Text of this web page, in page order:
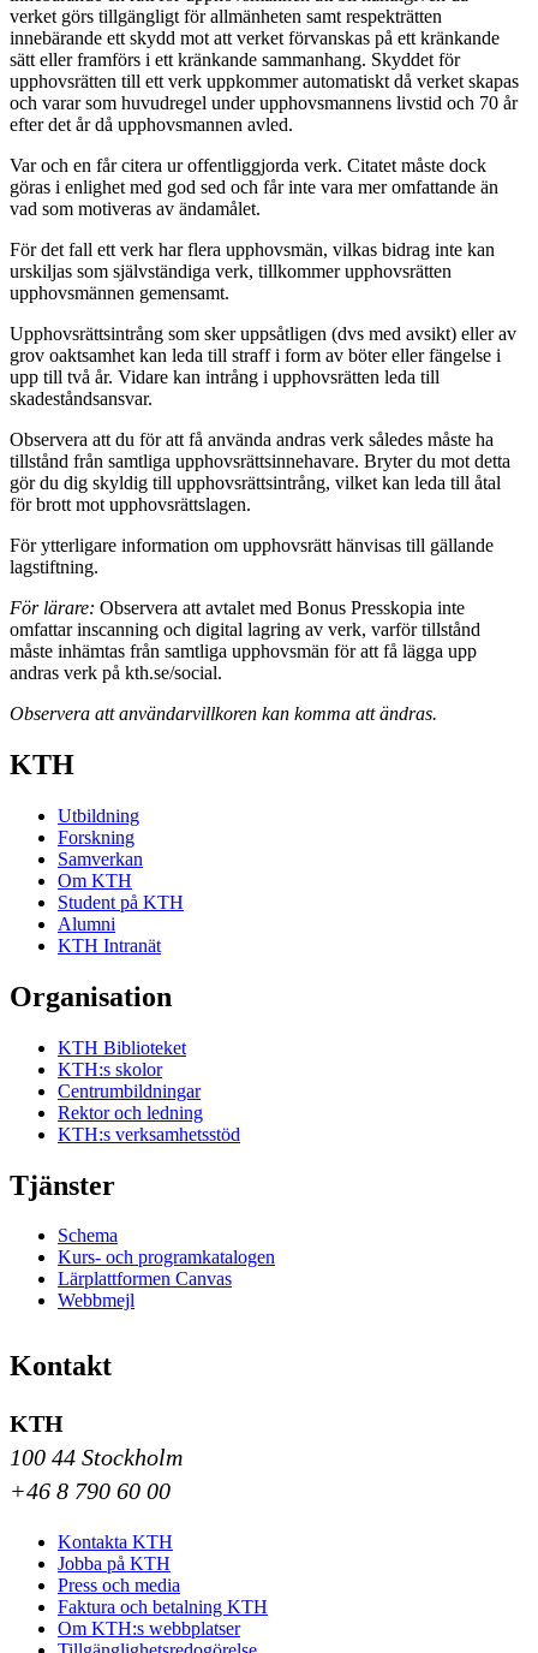
verket görs tillgängligt för allmänheten samt respekträtten
innebärande ett skydd mot att verket förvanskas på ett kränkande
sätt eller framförs i ett kränkande sammanhang. Skyddet för
upphovsrätten till ett verk uppkommer automatiskt då verket skapas
och varar som huvudregel under upphovsmannens livstid och 70 år
efter det år då upphovsmannen avled.
Var och en får citera ur offentliggjorda verk. Citatet måste dock
göras i enlighet med god sed och får inte vara mer omfattande än
vad som motiveras av ändamålet.
För det fall ett verk har flera upphovsmän, vilkas bidrag inte kan
urskiljas som självständiga verk, tillkommer upphovsrätten
upphovsmännen gemensamt.
Upphovsrättsintrång som sker uppsåtligen (dvs med avsikt) eller av
grov oaktsamhet kan leda till straff i form av böter eller fängelse i
upp till två år. Vidare kan intrång i upphovsrätten leda till
skadeståndsansvar.
Observera att du för att få använda andras verk således måste ha
tillstånd från samtliga upphovsrättsinnehavare. Bryter du mot detta
gör du dig skyldig till upphovsrättsintrång, vilket kan leda till åtal
för brott mot upphovsrättslagen.
För ytterligare information om upphovsrätt hänvisas till gällande
lagstiftning.
För lärare: Observera att avtalet med Bonus Presskopia inte
omfattar inscanning och digital lagring av verk, varför tillstånd
måste inhämtas från samtliga upphovsmän för att få lägga upp
andras verk på kth.se/social.
Observera att användarvillkoren kan komma att ändras.
KTH
Utbildning
Forskning
Samverkan
Om KTH
Student på KTH
Alumni
KTH Intranät
Organisation
KTH Biblioteket
KTH:s skolor
Centrumbildningar
Rektor och ledning
KTH:s verksamhetsstöd
Tjänster
Schema
Kurs- och programkatalogen
Lärplattformen Canvas
Webbmejl
Kontakt
KTH
100 44 Stockholm
+46 8 790 60 00
Kontakta KTH
Jobba på KTH
Press och media
Faktura och betalning KTH
Om KTH:s webbplatser